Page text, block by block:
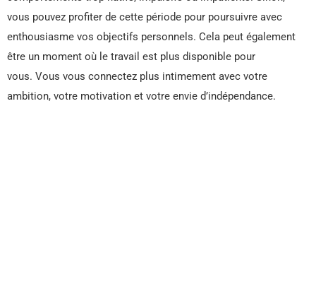
vous pouvez profiter de cette période pour poursuivre avec
enthousiasme vos objectifs personnels. Cela peut également
être un moment où le travail est plus disponible pour
vous. Vous vous connectez plus intimement avec votre
ambition, votre motivation et votre envie d’indépendance.